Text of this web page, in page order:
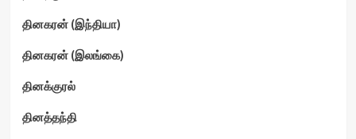
தினகரன் (இந்தியா)
தினகரன் (இலங்கை)
தினக்குரல்
தினத்தந்தி